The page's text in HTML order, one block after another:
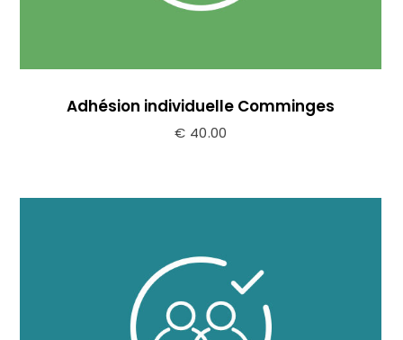
Adhésion individuelle Comminges
€ 40.00